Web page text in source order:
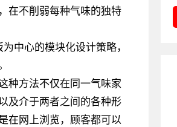
在不削弱每种气味的独特
中心的模块化设计策略，
种方法不仅在同一气味家
及介于两者之间的各种形
在网上浏览，顾客都可以